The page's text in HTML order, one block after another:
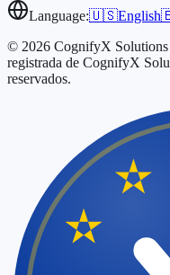
Language:🇺🇸English
© 2026 CognifyX
registrada de CognifyX
reservados.